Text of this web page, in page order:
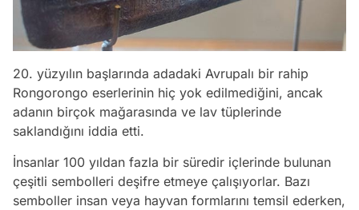
20. yüzyılın başlarında adadaki Avrupalı bir rahip
Rongorongo eserlerinin hiç yok edilmediğini, ancak
adanın birçok mağarasında ve lav tüplerinde
saklandığını iddia etti.
İnsanlar 100 yıldan fazla bir süredir içlerinde bulunan
çeşitli sembolleri deşifre etmeye çalışıyorlar. Bazı
semboller insan veya hayvan formlarını temsil ederken,